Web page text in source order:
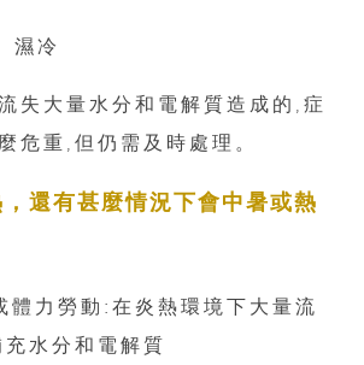
濕冷
失大量水分和電解質造成的,症
危重,但仍需及時處理。
還有甚麼情況下會中暑或熱
力勞動:在炎熱環境下大量流
水分和電解質